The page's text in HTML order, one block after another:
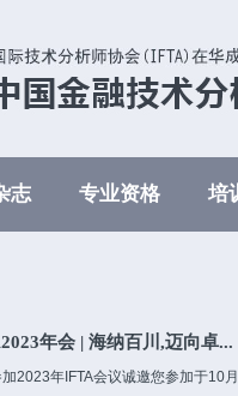
志 专业资格 培
年会 | 海纳百川,迈向卓...
2023年IFTA会议诚邀您参加于10